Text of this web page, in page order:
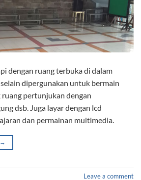
dengan ruang terbuka di dalam
dipergunakan untuk bermain
pertunjukan dengan
dsb. Juga layar dengan lcd
dan permainan multimedia.
→
Leave a comment